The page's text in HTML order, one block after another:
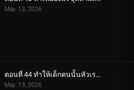
May. 13, 2026
ตอนที่ 44 ทำให้เด็กคนนั้นหัวเราะหน่อย
May. 13, 2026